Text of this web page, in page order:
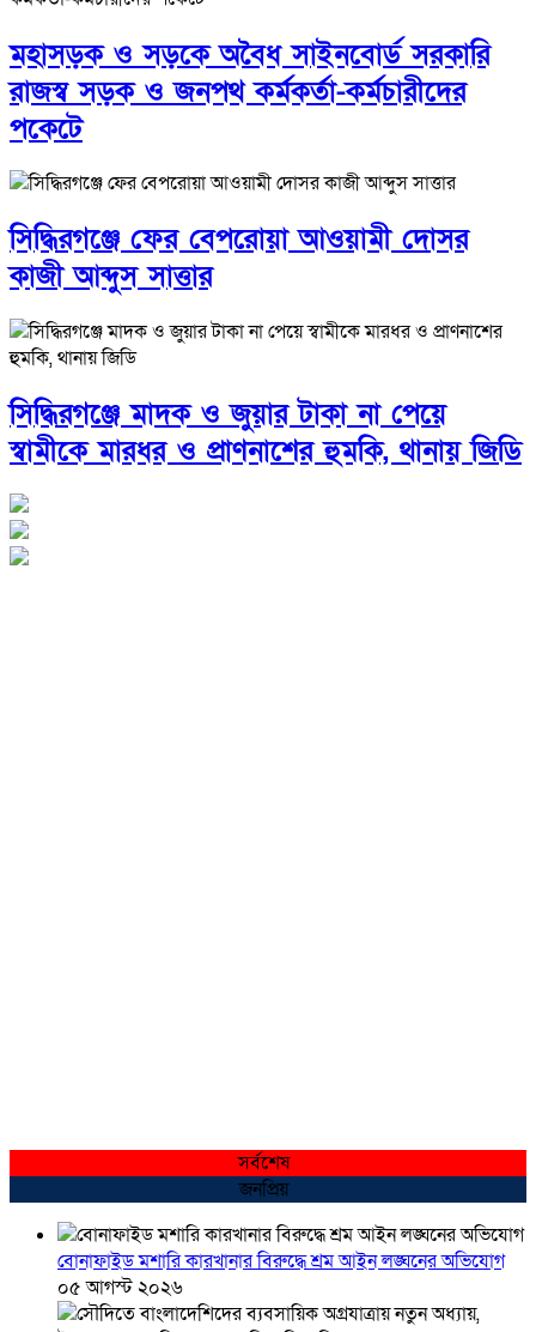
মহাসড়ক ও সড়কে অবৈধ সাইনবোর্ড সরকারি
রাজস্ব সড়ক ও জনপথ কর্মকর্তা-কর্মচারীদের
পকেটে
সিদ্ধিরগঞ্জে ফের বেপরোয়া আওয়ামী দোসর
কাজী আব্দুস সাত্তার
সিদ্ধিরগঞ্জে মাদক ও জুয়ার টাকা না পেয়ে
স্বামীকে মারধর ও প্রাণনাশের হুমকি, থানায় জিডি
সর্বশেষ
জনপ্রিয়
বোনাফাইড মশারি কারখানার বিরুদ্ধে শ্রম আইন লঙ্ঘনের অভিযোগ
০৫ আগস্ট ২০২৬